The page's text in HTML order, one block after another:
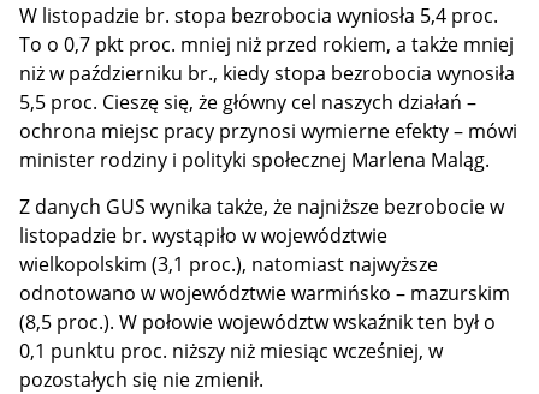
W listopadzie br. stopa bezrobocia wyniosła 5,4 proc.
To o 0,7 pkt proc. mniej niż przed rokiem, a także mniej
niż w październiku br., kiedy stopa bezrobocia wynosiła
5,5 proc. Cieszę się, że główny cel naszych działań –
ochrona miejsc pracy przynosi wymierne efekty – mówi
minister rodziny i polityki społecznej Marlena Maląg.
Z danych GUS wynika także, że najniższe bezrobocie w
listopadzie br. wystąpiło w województwie
wielkopolskim (3,1 proc.), natomiast najwyższe
odnotowano w województwie warmińsko – mazurskim
(8,5 proc.). W połowie województw wskaźnik ten był o
0,1 punktu proc. niższy niż miesiąc wcześniej, w
pozostałych się nie zmienił.